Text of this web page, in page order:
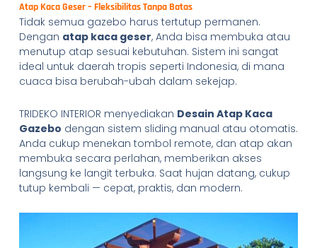
Atap Kaca Geser – Fleksibilitas Tanpa Batas
Tidak semua gazebo harus tertutup permanen.
Dengan atap kaca geser, Anda bisa membuka atau
menutup atap sesuai kebutuhan. Sistem ini sangat
ideal untuk daerah tropis seperti Indonesia, di mana
cuaca bisa berubah-ubah dalam sekejap.
TRIDEKO INTERIOR menyediakan Desain Atap Kaca
Gazebo dengan sistem sliding manual atau otomatis.
Anda cukup menekan tombol remote, dan atap akan
membuka secara perlahan, memberikan akses
langsung ke langit terbuka. Saat hujan datang, cukup
tutup kembali — cepat, praktis, dan modern.